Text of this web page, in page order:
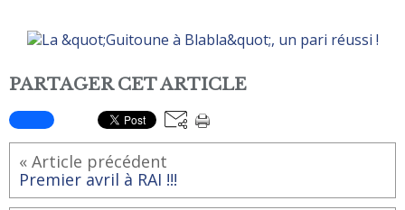
PARTAGER CET ARTICLE
« Article précédent
Premier avril à RAI !!!